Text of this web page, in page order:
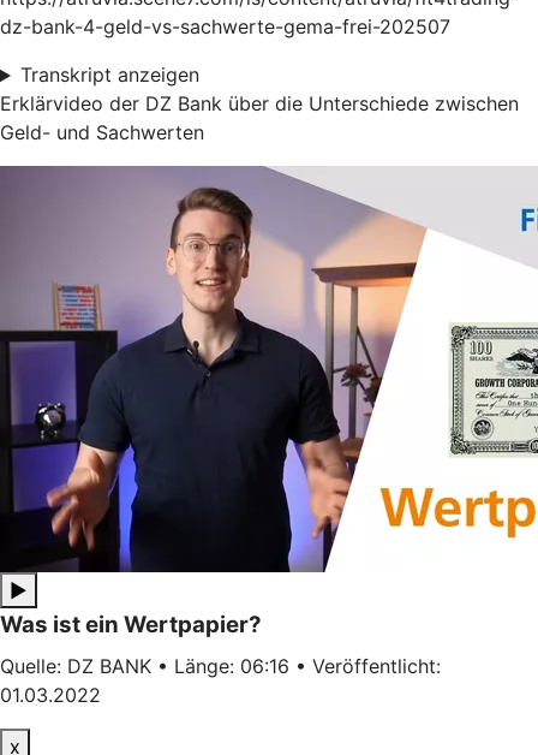
dz-bank-4-geld-vs-sachwerte-gema-frei-202507
Transkript anzeigen
Erklärvideo der DZ Bank über die Unterschiede zwischen
Geld- und Sachwerten
▶
Was ist ein Wertpapier?
Quelle: DZ BANK • Länge: 06:16 • Veröffentlicht:
01.03.2022
x